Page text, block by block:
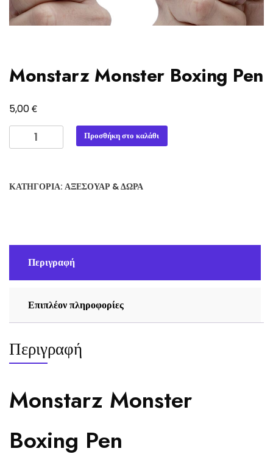
Monstarz Monster Boxing Pen
5,00€
Monstarz
Monster
ποσότητα
Προσθήκη στο καλάθι
ΚΑΤΗΓΟΡΊΑ: ΑΞΕΣΟΥΆΡ & ΔΏΡΑ
Περιγραφή
Επιπλέον πληροφορίες
Περιγραφή
Monstarz Monster
Boxing Pen